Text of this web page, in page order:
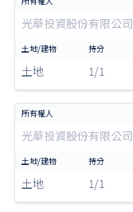
光華投資股份有限公司
土地 1/1
光華投資股份有限公司
土地 1/1